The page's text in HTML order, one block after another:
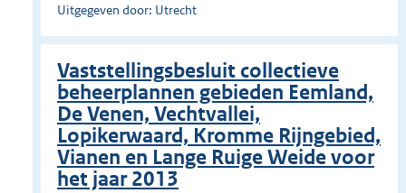
Uitgegeven door: Utrecht
Vaststellingsbesluit collectieve
beheerplannen gebieden Eemland,
De Venen, Vechtvallei,
Lopikerwaard, Kromme Rijngebied,
Vianen en Lange Ruige Weide voor
het jaar 2013